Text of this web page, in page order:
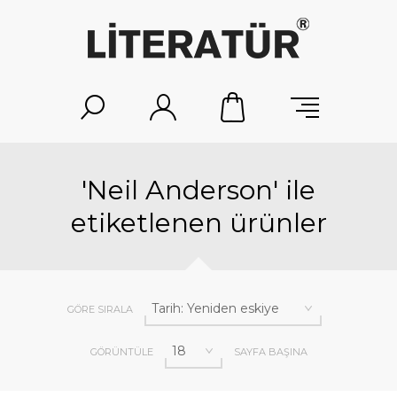
'Neil Anderson' ile
etiketlenen ürünler
GÖRE SIRALA
GÖRÜNTÜLE SAYFA BAŞINA